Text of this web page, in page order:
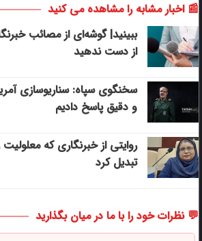
📰 اخبار مشابه را مشاهده می کنید
ببینید| گوشه‌ای از مصائب
از دست ندهید
سخنگوی سپاه: سناریوسازی
و دقیق‌ پاسخ دادیم
روایتی از خبرنگاری که
تبدیل کرد
💬 نظرات خود را با ما در میان بگذارید